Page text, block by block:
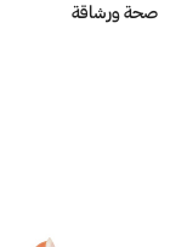
صحة ورشاقة